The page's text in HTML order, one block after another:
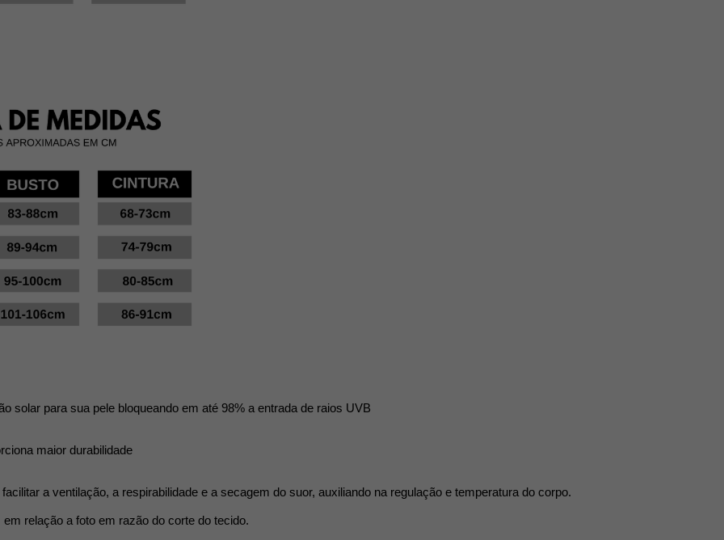
solar para sua pele bloqueando em até 98% a entrada de raios UVB
maior durabilidade
a ventilação, a respirabilidade e a secagem do suor, auxiliando na regulação e temperatura do corpo.
relação a foto em razão do corte do tecido.